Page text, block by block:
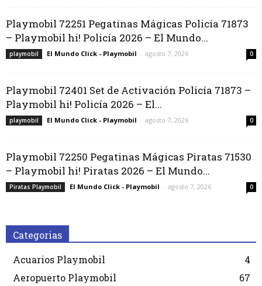
Playmobil 72251 Pegatinas Mágicas Policía 71873
– Playmobil hi! Policía 2026 – El Mundo...
playmobil El Mundo Click - Playmobil - agosto 7, 2026 0
Playmobil 72401 Set de Activación Policía 71873 –
Playmobil hi! Policía 2026 – El...
playmobil El Mundo Click - Playmobil - agosto 7, 2026 0
Playmobil 72250 Pegatinas Mágicas Piratas 71530
– Playmobil hi! Piratas 2026 – El Mundo...
Piratas Playmobil El Mundo Click - Playmobil - agosto 7, 2026 0
Categorias
Acuarios Playmobil
4
Aeropuerto Playmobil
67